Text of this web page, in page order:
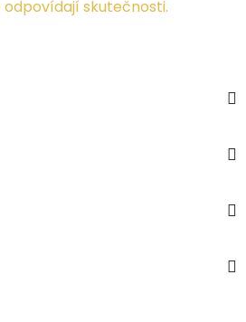
skutečnosti.